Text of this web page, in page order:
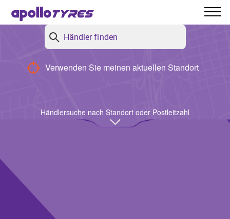
Verwenden Sie meinen aktuellen Standort
Händlersuche nach Standort oder Postleitzahl
Zurück